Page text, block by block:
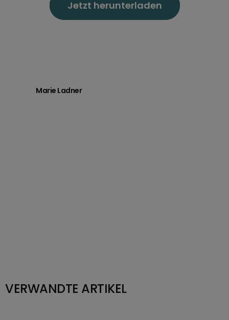
Jetzt herunterladen
Marie Ladner
VERWANDTE ARTIKEL